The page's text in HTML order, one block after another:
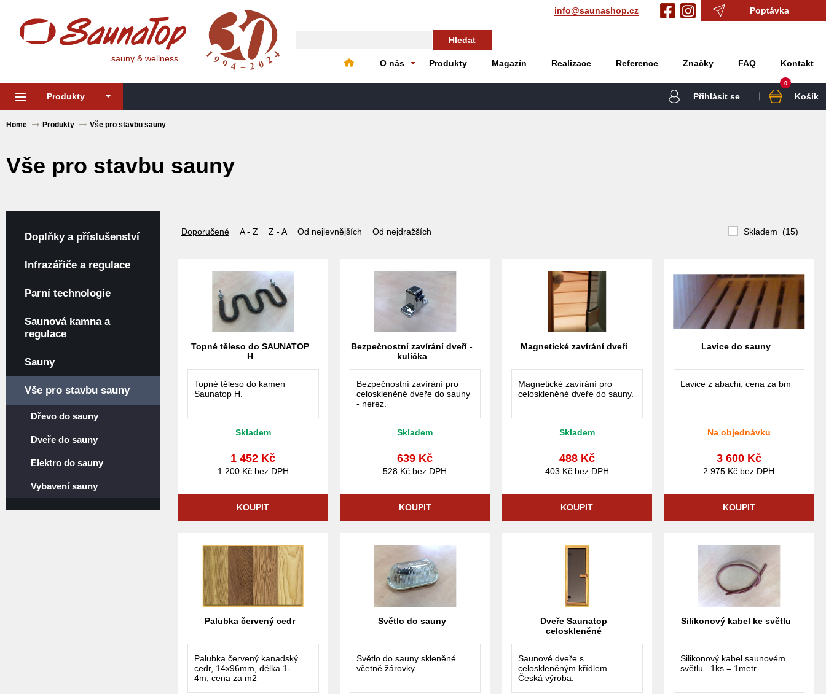
info@saunashop.cz Poptávka
sauny & wellness
Hledat
O nás Produkty Magazín Realizace Reference Značky FAQ Kontakt
Produkty Přihlásit se
0
Košík
Home Produkty Vše pro stavbu sauny
Vše pro stavbu sauny
Doplňky a příslušenství
Infrazářiče a regulace
Parní technologie
Saunová kamna a
regulace
Sauny
Vše pro stavbu sauny
Dřevo do sauny
Dveře do sauny
Elektro do sauny
Vybavení sauny
Doporučené A - Z Z - A Od nejlevnějších Od nejdražších Skladem (15)
Topné těleso do SAUNATOP
H
Topné těleso do kamen
Saunatop H.
Skladem
1 452 Kč
1 200 Kč bez DPH
KOUPIT
Bezpečnostní zavírání dveří -
kulička
Bezpečnostní zavírání pro
celoskleněné dveře do sauny
- nerez.
Skladem
639 Kč
528 Kč bez DPH
KOUPIT
Magnetické zavírání dveří
Magnetické zavírání pro
celoskleněné dveře do sauny.
Skladem
488 Kč
403 Kč bez DPH
KOUPIT
Lavice do sauny
Lavice z abachi, cena za bm
Na objednávku
3 600 Kč
2 975 Kč bez DPH
KOUPIT
Palubka červený cedr
Palubka červený kanadský
cedr, 14x96mm, délka 1-
4m, cena za m2
Světlo do sauny
Světlo do sauny skleněné
včetně žárovky.
Dveře Saunatop
celoskleněné
Saunové dveře s
celoskleněným křídlem.
Česká výroba.
Silikonový kabel ke světlu
Silikonový kabel saunovém
světlu. 1ks = 1metr